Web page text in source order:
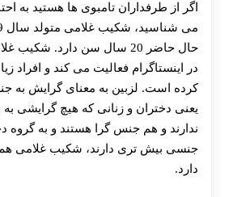
اگر از طرفداران تامبوی ها هستید به
حال حاضر 20 سال سن دارد.
در اینستاگرام فعالیت می کند و افراد
کرده است. لزبین به معنای گرایش به
یعنی دختران و زنانی که هیچ گرایشی
ندارند و هم جنس گرا هستند و به گروه
جنسی بیش تری دارند، شکیب غلامی هم
دارد.